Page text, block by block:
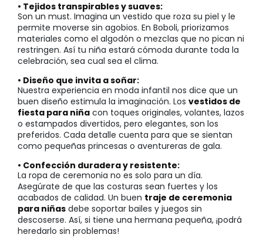
• Tejidos transpirables y suaves:
Son un must. Imagina un vestido que roza su piel y le
permite moverse sin agobios. En Boboli, priorizamos
materiales como el algodón o mezclas que no pican ni
restringen. Así tu niña estará cómoda durante toda la
celebración, sea cual sea el clima.
• Diseño que invita a soñar:
Nuestra experiencia en moda infantil nos dice que un
buen diseño estimula la imaginación. Los vestidos de
fiesta para niña con toques originales, volantes, lazos
o estampados divertidos, pero elegantes, son los
preferidos. Cada detalle cuenta para que se sientan
como pequeñas princesas o aventureras de gala.
• Confección duradera y resistente:
La ropa de ceremonia no es solo para un día.
Asegúrate de que las costuras sean fuertes y los
acabados de calidad. Un buen traje de ceremonia
para niñas debe soportar bailes y juegos sin
descoserse. Así, si tiene una hermana pequeña, ¡podrá
heredarlo sin problemas!